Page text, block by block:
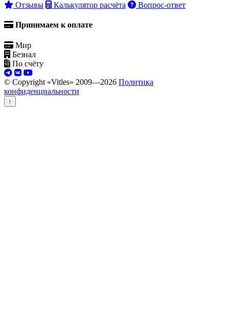
Отзывы Калькулятор расчёта Вопрос-ответ
Принимаем к оплате
Мир
Безнал
По счёту
© Copyright «Vitles» 2009—2026 Политика
конфиденциальности
↑